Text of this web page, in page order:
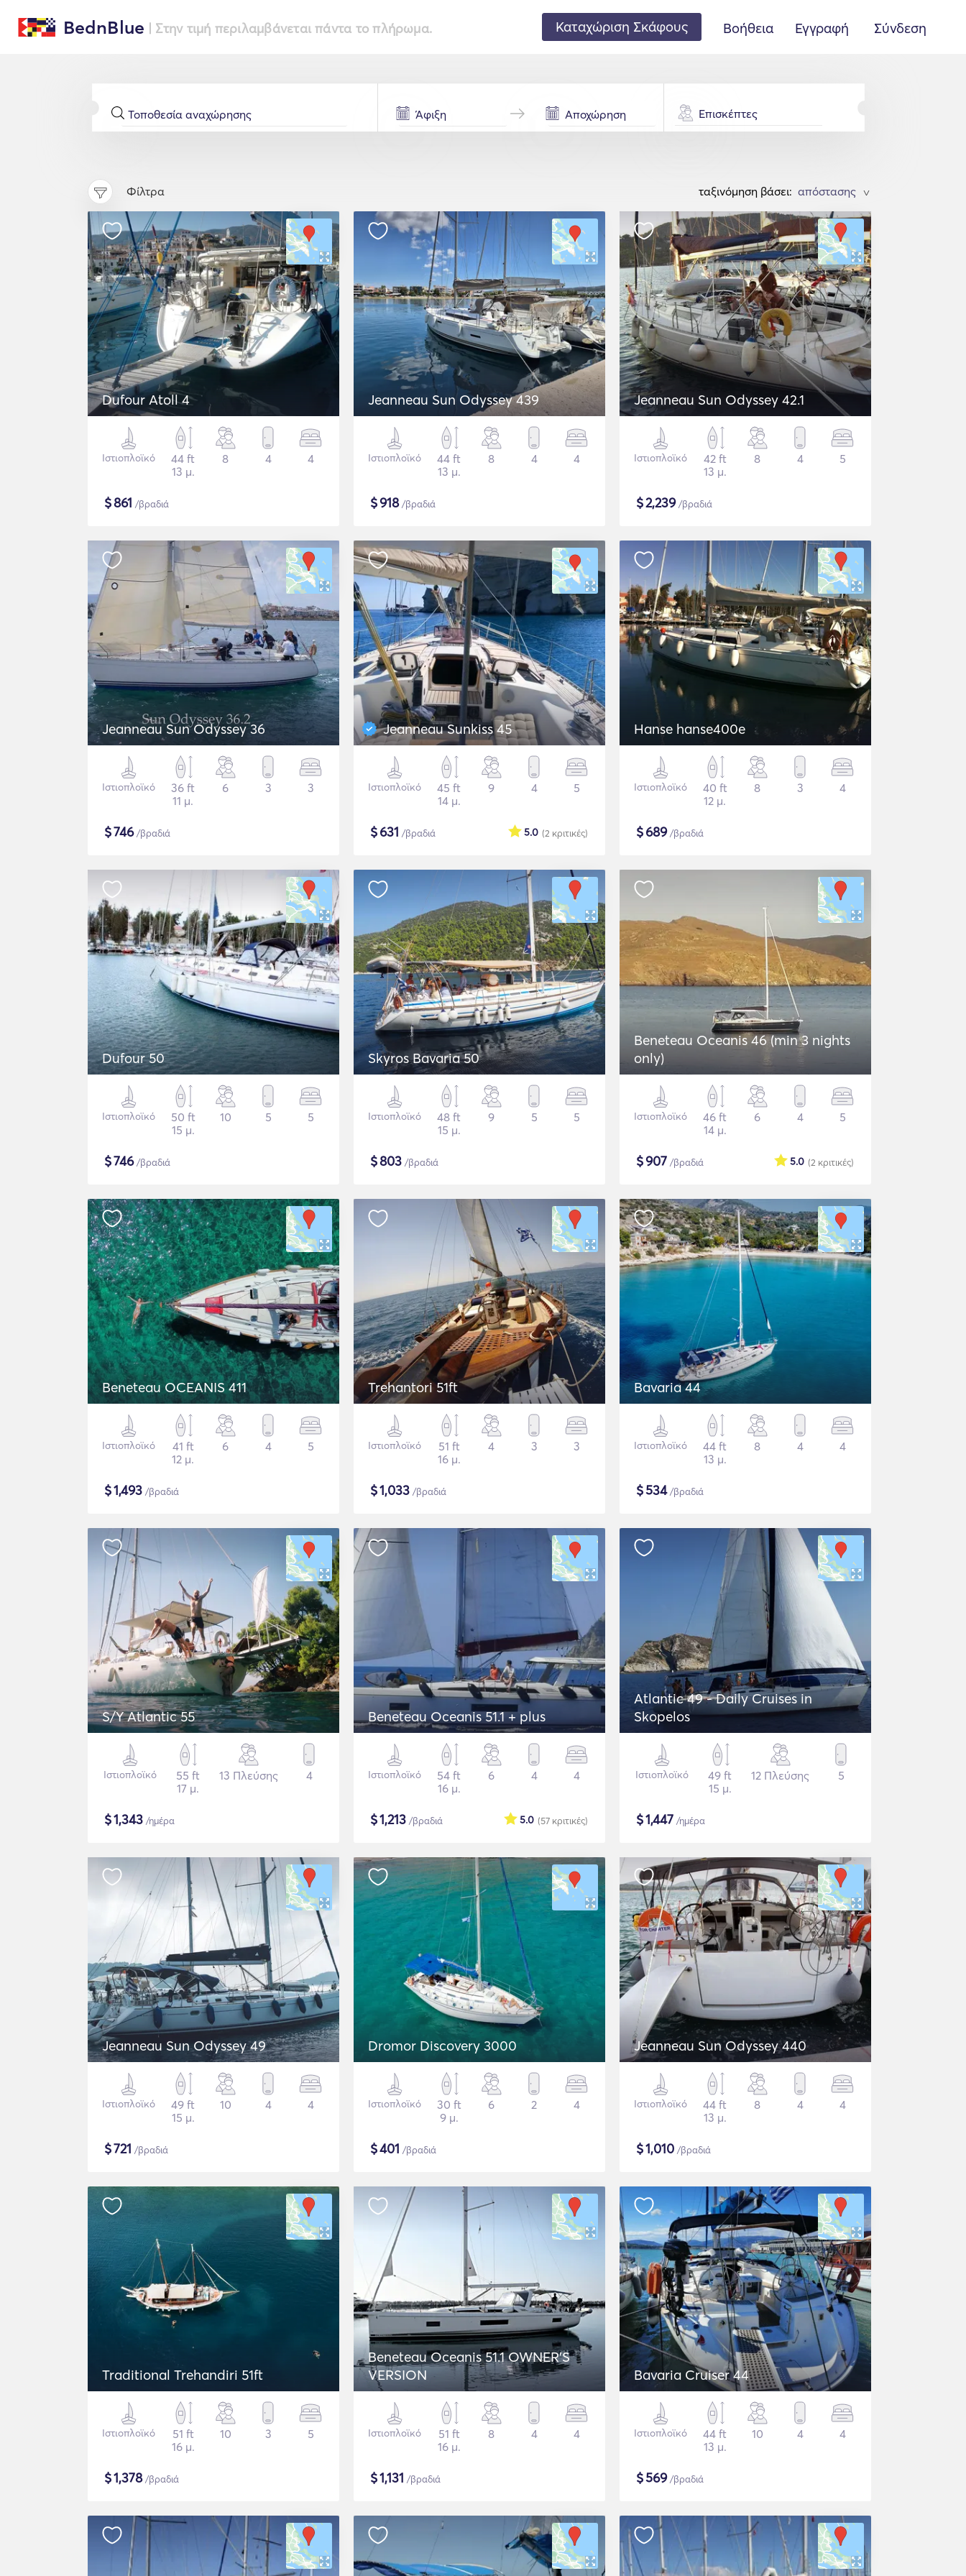
BednBlue | Στην τιμή περιλαμβάνεται πάντα το πλήρωμα. Καταχώριση Σκάφους Βοήθεια Εγγραφή Σύνδεση
Επισκέπτες
Φίλτρα ταξινόμηση βάσει: >
Dufour Atoll 4
Ιστιοπλοϊκό
44 ft
13 μ.
8 4 4
$861 /βραδιά
Jeanneau Sun Odyssey 439
Ιστιοπλοϊκό
44 ft
13 μ.
8 4 4
$918/βραδιά
Jeanneau Sun Odyssey 42.1
Ιστιοπλοϊκό
42 ft
13 μ.
8 4 5
$2,239/βραδιά
Jeanneau Sun Odyssey 36
Ιστιοπλοϊκό
36 ft
11 μ.
6 3 3
$746/βραδιά
Jeanneau Sunkiss 45
Ιστιοπλοϊκό
45 ft
14 μ.
9 4 5
$631 /βραδιά (2 κριτικές)
5.0
Hanse hanse400e
Ιστιοπλοϊκό
40 ft
12 μ.
8 3 4
$689/βραδιά
Dufour 50
Ιστιοπλοϊκό
50 ft
15 μ.
10 5 5
$746/βραδιά
Skyros Bavaria 50
Ιστιοπλοϊκό
48 ft
15 μ.
9 5 5
$803 /βραδιά
Beneteau Oceanis 46 (min 3 nights
only)
Ιστιοπλοϊκό
46 ft
14 μ.
6 4 5
$907 /βραδιά (2 κριτικές)
5.0
Beneteau OCEANIS 411
Ιστιοπλοϊκό
41 ft
12 μ.
6 4 5
$1,493 /βραδιά
Trehantori 51ft
Ιστιοπλοϊκό
51 ft
16 μ.
4 3 3
$1,033 /βραδιά
Bavaria 44
Ιστιοπλοϊκό
44 ft
13 μ.
8 4 4
$534/βραδιά
S/Y Atlantic 55
Ιστιοπλοϊκό
55 ft
17 μ.
13 Πλεύσης 4
$1,343 /ημέρα
Beneteau Oceanis 51.1 + plus
Ιστιοπλοϊκό
54 ft
16 μ.
6 4 4
$1,213 /βραδιά (57 κριτικές)
5.0
Atlantic 49 - Daily Cruises in
Skopelos
Ιστιοπλοϊκό
49 ft
15 μ.
12 Πλεύσης 5
$1,447 /ημέρα
Jeanneau Sun Odyssey 49
Ιστιοπλοϊκό
49 ft
15 μ.
10 4 4
$721 /βραδιά
Dromor Discovery 3000
Ιστιοπλοϊκό
30 ft
9 μ.
6 2 4
$401 /βραδιά
Jeanneau Sun Odyssey 440
Ιστιοπλοϊκό
44 ft
13 μ.
8 4 4
$1,010 /βραδιά
Traditional Trehandiri 51ft
Ιστιοπλοϊκό
51 ft
16 μ.
10 3 5
$1,378/βραδιά
Beneteau Oceanis 51.1 OWNER'S
VERSION
Ιστιοπλοϊκό
51 ft
16 μ.
8 4 4
$1,131 /βραδιά
Bavaria Cruiser 44
Ιστιοπλοϊκό
44 ft
13 μ.
10 4 4
$569/βραδιά